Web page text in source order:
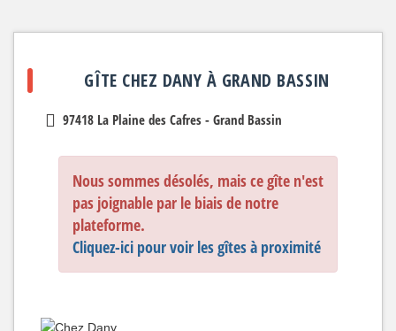
GÎTE CHEZ DANY À GRAND BASSIN
97418 La Plaine des Cafres - Grand Bassin
Nous sommes désolés, mais ce gîte n'est
pas joignable par le biais de notre
plateforme.
Cliquez-ici pour voir les gîtes à proximité